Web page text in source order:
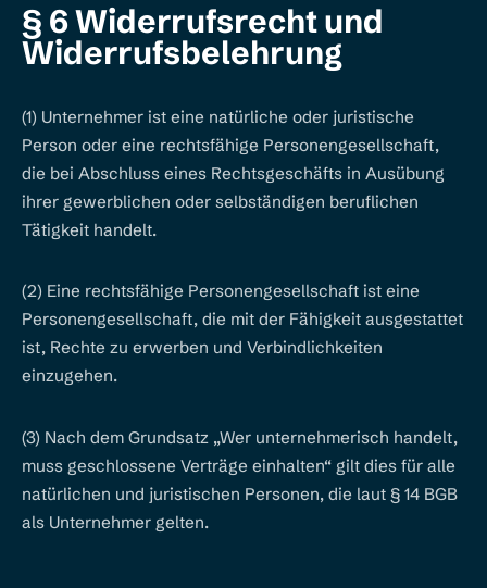
§ 6 Widerrufsrecht und
Widerrufsbelehrung
(1) Unternehmer ist eine natürliche oder juristische
Person oder eine rechtsfähige Personengesellschaft,
die bei Abschluss eines Rechtsgeschäfts in Ausübung
ihrer gewerblichen oder selbständigen beruflichen
Tätigkeit handelt.
(2) Eine rechtsfähige Personengesellschaft ist eine
Personengesellschaft, die mit der Fähigkeit ausgestattet
ist, Rechte zu erwerben und Verbindlichkeiten
einzugehen.
(3) Nach dem Grundsatz „Wer unternehmerisch handelt,
muss geschlossene Verträge einhalten“ gilt dies für alle
natürlichen und juristischen Personen, die laut § 14 BGB
als Unternehmer gelten.